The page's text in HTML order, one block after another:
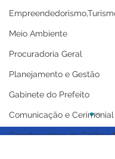
Meio Ambiente
Procuradoria Geral
Planejamento e Gestão
Gabinete do Prefeito
Comunicação e Cerimonial
Coordenadoria de Politica